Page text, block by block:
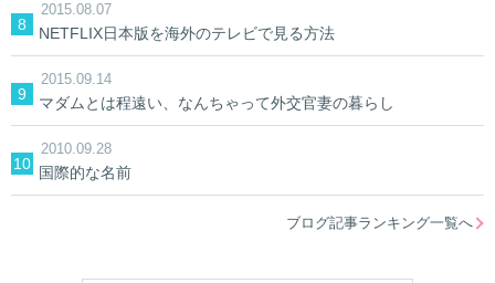
2015.08.07
NETFLIX日本版を海外のテレビで見る方法
2015.09.14
マダムとは程遠い、なんちゃって外交官妻の暮らし
2010.09.28
国際的な名前
ブログ記事ランキング一覧へ